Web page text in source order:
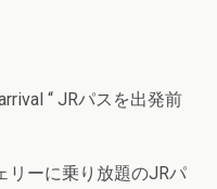
“ JRパスを出発前
リーに乗り放題のJRパ